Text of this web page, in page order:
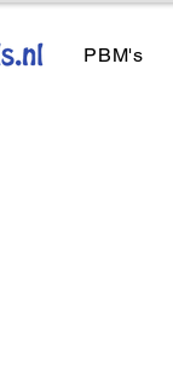
PBM's